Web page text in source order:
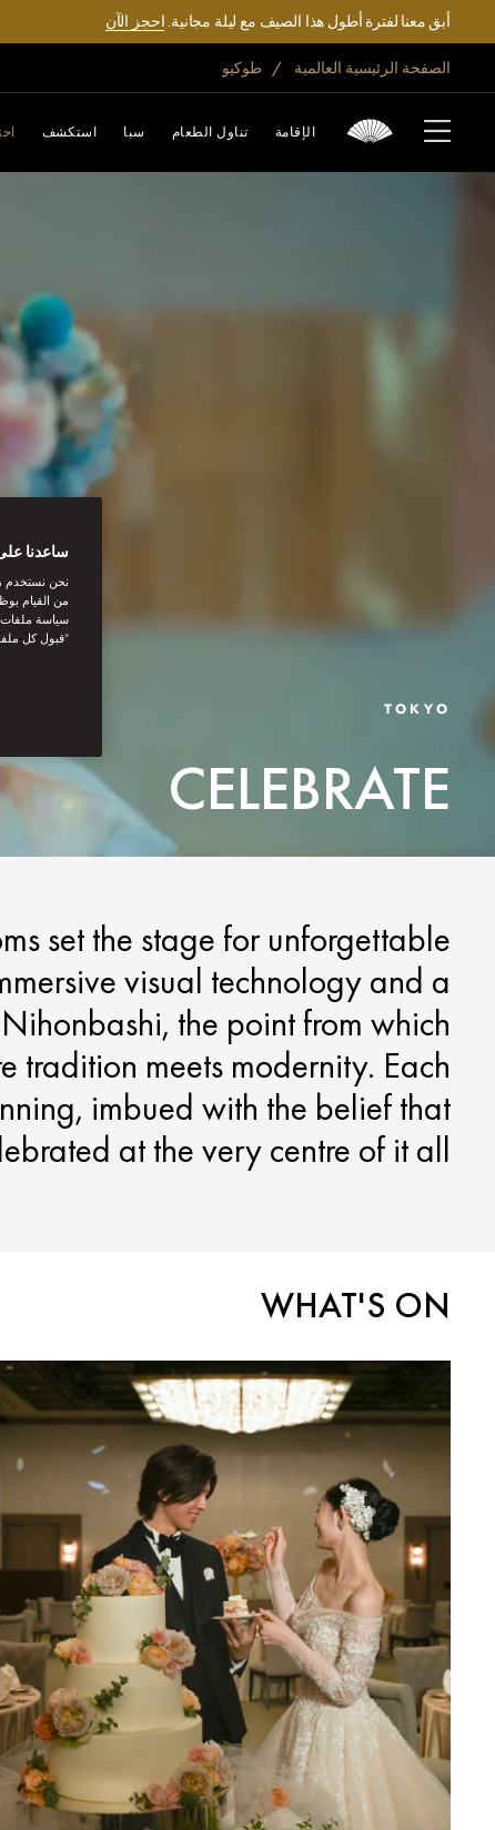
أبق معنا لفترة أطول هذا الصيف مع ليلة مجانية.احجز الآن
الصفحة الرئيسية العالمية طوكيو
الإقامة تناول الطعام سبا استكشف
TOKYO
CELEBRATE
set the stage for unforgettable
visual technology and a
the point from which
tradition meets modernity. Each
imbued with the belief that
at the very centre of it all.
WHAT'S ON
ساعدنا
نحن نستخدم
من القيام
سياسة ملفات
“قبول كل